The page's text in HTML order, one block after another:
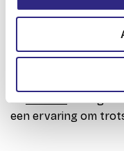
Voor wie?
U-Decide is er voor
3 t/m 5 juni 2025.
een ervaring om